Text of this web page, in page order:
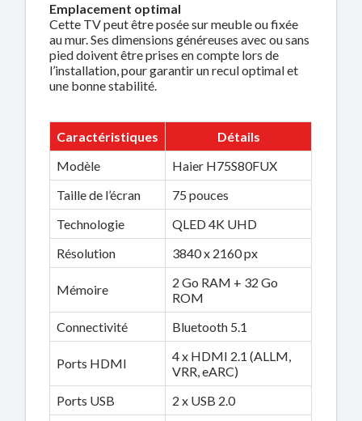
Emplacement optimal
Cette TV peut être posée sur meuble ou fixée
au mur. Ses dimensions généreuses avec ou sans
pied doivent être prises en compte lors de
l’installation, pour garantir un recul optimal et
une bonne stabilité.
Caractéristiques
Détails
Modèle
Haier H75S80FUX
Taille de l’écran
75 pouces
Technologie
QLED 4K UHD
Résolution
3840 x 2160 px
Mémoire
2 Go RAM + 32 Go
ROM
Connectivité
Bluetooth 5.1
Ports HDMI
4 x HDMI 2.1 (ALLM,
VRR, eARC)
Ports USB
2 x USB 2.0